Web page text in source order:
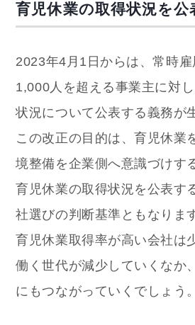
育児休業の取得状況を公
2023年4月1日からは、常時
1,000人を超える事業主に対
状況について公表する義務が
この改正の目的は、育児休業
境整備を企業側へ意識づけす
育児休業の取得状況を公表す
社選びの判断基準ともなりま
育児休業取得率が高い会社は
働く世代が減少していくなか
にもつながっていくでしょう。